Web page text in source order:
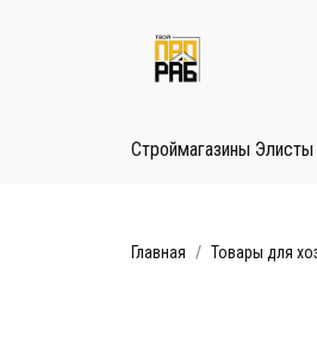
Строймагазины Элисты
Главная Товары для